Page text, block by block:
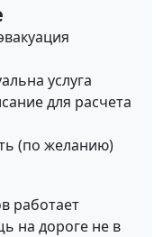
услуга
для расчета
(по желанию)
работает
на дороге не в